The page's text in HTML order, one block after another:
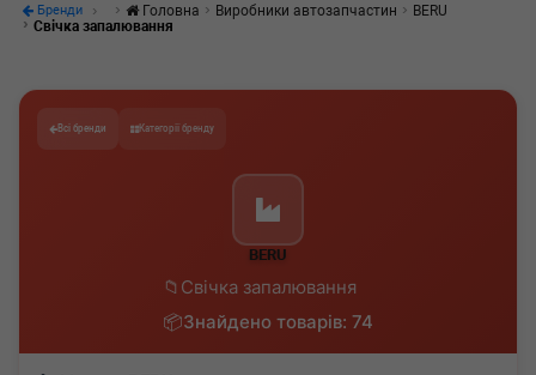
Бренди Головна Виробники автозапчастин
BERU
Свічка запалювання
Всі бренди Категорії бренду
BERU
Свічка запалювання
Знайдено товарів: 74